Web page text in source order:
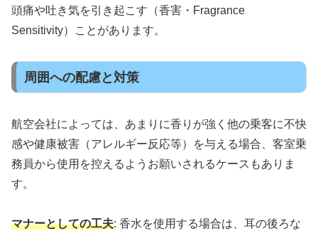
頭痛や吐き気を引き起こす（香害・Fragrance
Sensitivity）ことがあります。
周囲への配慮と対策
航空会社によっては、あまりに香りが強く他の乗客に不快
感や健康被害（アレルギー反応等）を与える場合、客室乗
務員から使用を控えるようお願いされるケースもありま
す。
マナーとしての工夫: 香水を使用する場合は、耳の後ろな